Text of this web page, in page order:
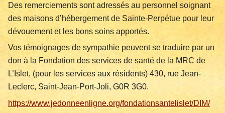
Des remerciements sont adressés au personnel soignant
des maisons d’hébergement de Sainte-Perpétue pour leur
dévouement et les bons soins apportés.
Vos témoignages de sympathie peuvent se traduire par un
don à la Fondation des services de santé de la MRC de
L’Islet, (pour les services aux résidents) 430, rue Jean-
Leclerc, Saint-Jean-Port-Joli, G0R 3G0.
https://www.jedonneenligne.org/fondationsantelislet/DIM/